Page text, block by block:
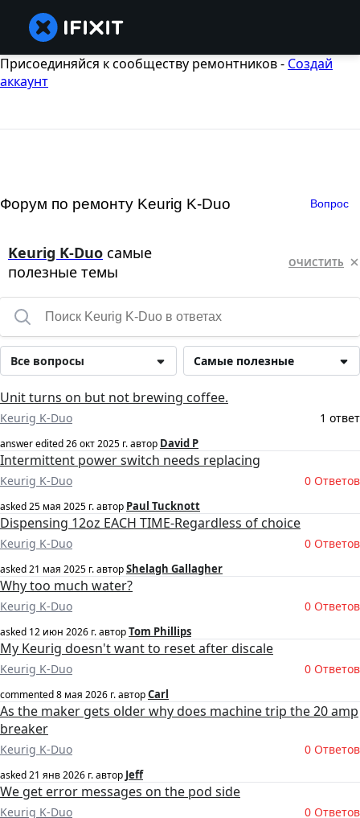
Присоединяйся к сообществу ремонтников - Создай
аккаунт
Форум по ремонту Keurig K-Duo Вопрос
Keurig K-Duo самые
полезные темы
ОЧИСТИТЬ
Самые полезные
Все вопросы
Unit turns on but not brewing coffee.
Keurig K-Duo 1 ответ
answer edited26 окт 2025 г.автор David P
Intermittent power switch needs replacing
Keurig K-Duo 0 Ответов
asked25 мая 2025 г.автор Paul Tucknott
Dispensing 12oz EACH TIME-Regardless of choice
Keurig K-Duo 0 Ответов
asked21 мая 2025 г.авторShelagh Gallagher
Why too much water?
Keurig K-Duo 0 Ответов
asked 12 июн 2026 г.авторTom Phillips
My Keurig doesn't want to reset after discale
Keurig K-Duo 0 Ответов
commented8 мая 2026 г.авторCarl
As the maker gets older why does machine trip the 20 amp
breaker
Keurig K-Duo 0 Ответов
asked21 янв 2026 г.автор Jeff
We get error messages on the pod side
Keurig K-Duo 0 Ответов